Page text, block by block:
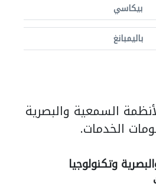
بيكاسي
باليمبانغ
السمعية والبصرية
الخدمات.
وتكنولوجيا